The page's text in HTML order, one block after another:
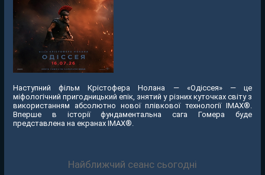
Наступний фільм Крістофера Нолана — «Одіссея» — це
міфологічний пригодницький епік, знятий у різних куточках світу з
використанням абсолютно нової плівкової технології IMAX®.
Вперше в історії фундаментальна сага Гомера буде
представлена на екранах IMAX®.
Найближчий сеанс сьогодні